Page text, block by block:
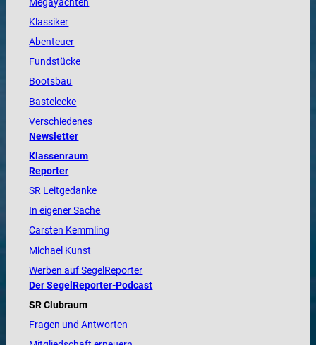
Klassiker
Abenteuer
Fundstücke
Bootsbau
Bastelecke
Verschiedenes
Newsletter
Klassenraum
Reporter
SR Leitgedanke
In eigener Sache
Carsten Kemmling
Michael Kunst
Werben auf SegelReporter
Der SegelReporter-Podcast
SR Clubraum
Fragen und Antworten